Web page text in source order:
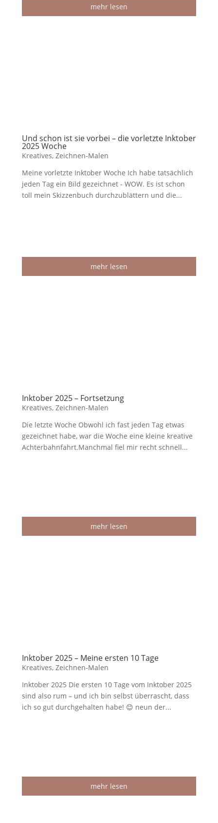
mehr lesen
Und schon ist sie vorbei – die vorletzte Inktober
2025 Woche
Kreatives, Zeichnen-Malen
Meine vorletzte Inktober Woche Ich habe tatsächlich
jeden Tag ein Bild gezeichnet - WOW. Es ist schon
toll mein Skizzenbuch durchzublättern und die...
mehr lesen
Inktober 2025 – Fortsetzung
Kreatives, Zeichnen-Malen
Die letzte Woche Obwohl ich fast jeden Tag etwas
gezeichnet habe, war die Woche eine kleine kreative
Achterbahnfahrt.Manchmal fiel mir recht schnell...
mehr lesen
Inktober 2025 – Meine ersten 10 Tage
Kreatives, Zeichnen-Malen
Inktober 2025 Die ersten 10 Tage vom Inktober 2025
sind also rum – und ich bin selbst überrascht, dass
ich so gut durchgehalten habe! 😊 neun der...
mehr lesen